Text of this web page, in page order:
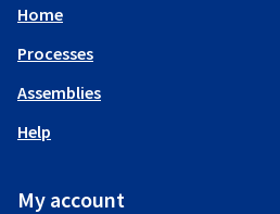
Home
Processes
Assemblies
Help
My account